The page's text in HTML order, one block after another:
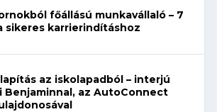
főállású munkavállaló – 7
sikeres karrierindításhoz
az iskolapadból – interjú
Benjaminnal, az AutoConnect